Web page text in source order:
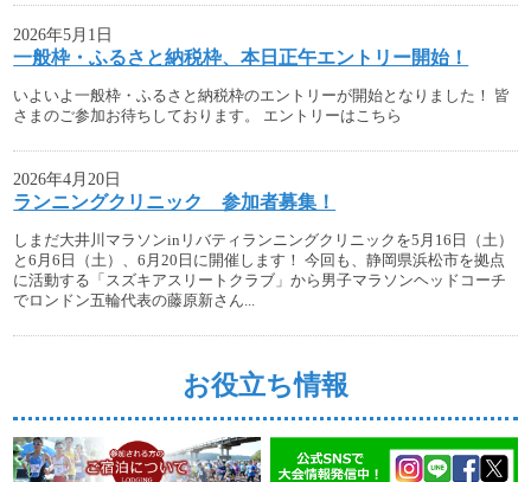
2026年5月1日
一般枠・ふるさと納税枠、本日正午エントリー開始！
いよいよ一般枠・ふるさと納税枠のエントリーが開始となりました！ 皆
さまのご参加お待ちしております。 エントリーはこちら
2026年4月20日
ランニングクリニック 参加者募集！
しまだ大井川マラソンinリバティランニングクリニックを5月16日（土）
と6月6日（土）、6月20日に開催します！ 今回も、静岡県浜松市を拠点
に活動する「スズキアスリートクラブ」から男子マラソンヘッドコーチ
でロンドン五輪代表の藤原新さん...
お役立ち情報